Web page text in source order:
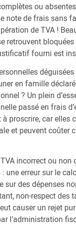
ou
note de frais sans
de TVA !
retrouvent
fourni est
en famille
? Un plein
passé en frais
proscrire, car elles
et peuvent coûter
incorrect ou non
une erreur sur le
sur des dépenses
non-respect des
causer un rejet
l’administration